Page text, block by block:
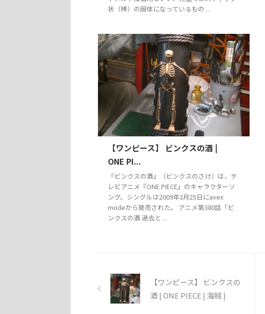
状（棒）の固体になっているもの ...
【ワンピース】 ビンクスの酒 |
ONE PI...
『ビンクスの酒』（ビンクスのさけ）は、テ
レビアニメ『ONE PIECE』のキャラクターソ
ング。シングルは2009年3月25日にavex
modeから発売された。 アニメ第380話「ビ
ンクスの酒 過去と ...
【ワンピース】 ビンクスの
酒 | ONE PIECE | 海賊 |